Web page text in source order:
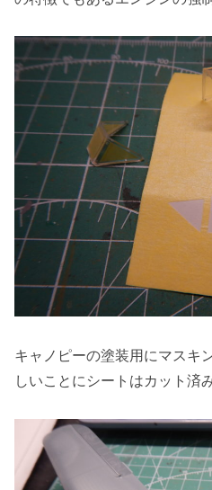
キャノピーの塗装用にマスキ
しいことにシートはカット済